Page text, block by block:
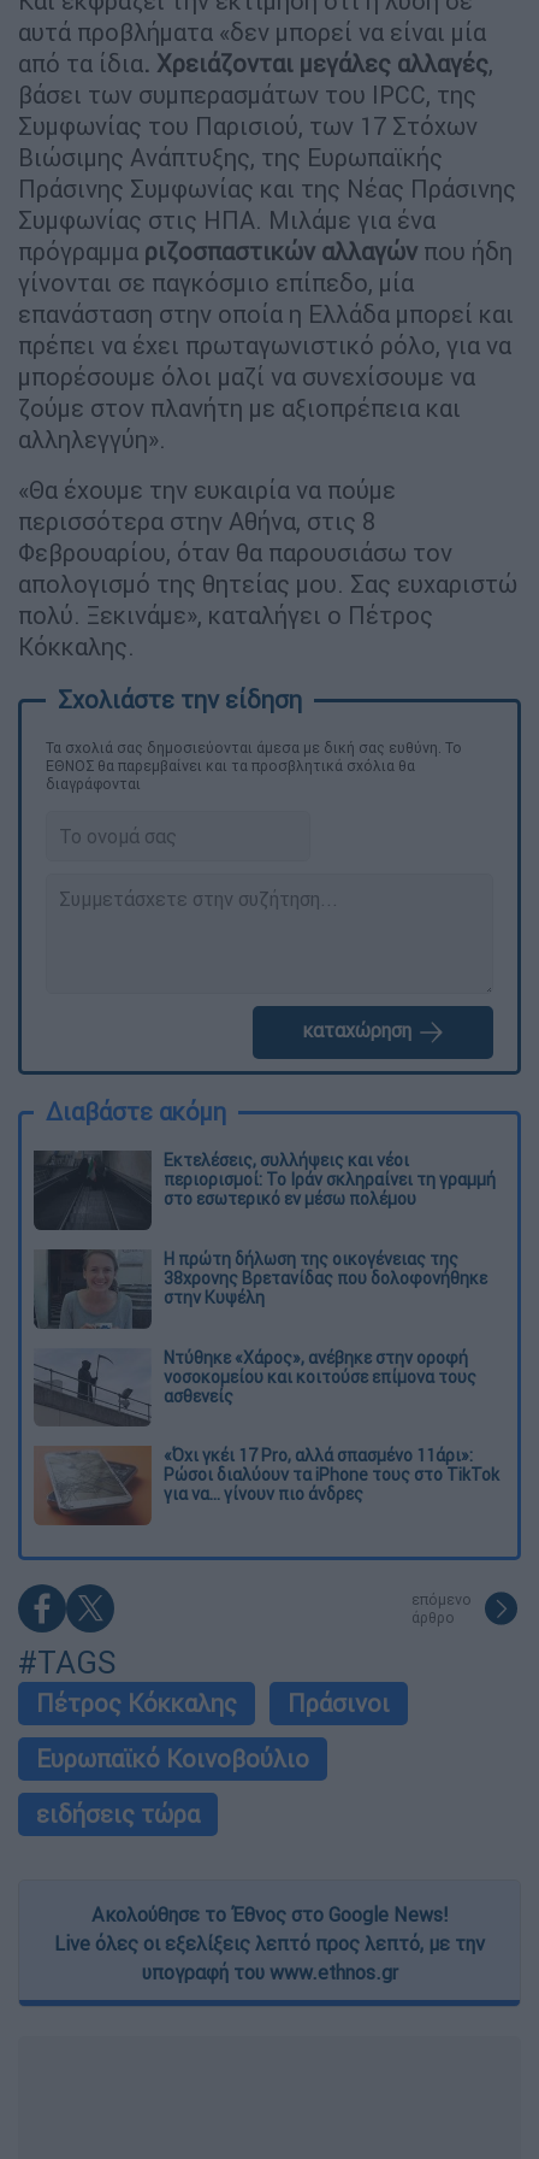
αυτά προβλήματα «δεν μπορεί να είναι μία
από τα ίδια. Χρειάζονται μεγάλες αλλαγές,
βάσει των συμπερασμάτων του IPCC, της
Συμφωνίας του Παρισιού, των 17 Στόχων
Βιώσιμης Ανάπτυξης, της Ευρωπαϊκής
Πράσινης Συμφωνίας και της Νέας Πράσινης
Συμφωνίας στις ΗΠΑ. Μιλάμε για ένα
πρόγραμμα ριζοσπαστικών αλλαγών που ήδη
γίνονται σε παγκόσμιο επίπεδο, μία
επανάσταση στην οποία η Ελλάδα μπορεί και
πρέπει να έχει πρωταγωνιστικό ρόλο, για να
μπορέσουμε όλοι μαζί να συνεχίσουμε να
ζούμε στον πλανήτη με αξιοπρέπεια και
αλληλεγγύη».
«Θα έχουμε την ευκαιρία να πούμε
περισσότερα στην Αθήνα, στις 8
Φεβρουαρίου, όταν θα παρουσιάσω τον
απολογισμό της θητείας μου. Σας ευχαριστώ
πολύ. Ξεκινάμε», καταλήγει ο Πέτρος
Κόκκαλης.
Τα σχολιά σας δημοσιεύονται άμεσα με δική σας ευθύνη. Το
ΕΘΝΟΣ θα παρεμβαίνει και τα προσβλητικά σχόλια θα
διαγράφονται
καταχώρηση
Διαβάστε ακόμη
Εκτελέσεις, συλλήψεις και νέοι
περιορισμοί: Το Ιράν σκληραίνει τη γραμμή
στο εσωτερικό εν μέσω πολέμου
Η πρώτη δήλωση της οικογένειας της
38χρονης Βρετανίδας που δολοφονήθηκε
στην Κυψέλη
Ντύθηκε «Χάρος», ανέβηκε στην οροφή
νοσοκομείου και κοιτούσε επίμονα τους
ασθενείς
«Όχι γκέι 17 Pro, αλλά σπασμένο 11άρι»:
Ρώσοι διαλύουν τα iPhone τους στο TikTok
για να... γίνουν πιο άνδρες
επόμενο
άρθρο
#TAGS
Πέτρος Κόκκαλης
Πράσινοι
Ευρωπαϊκό Κοινοβούλιο
ειδήσεις τώρα
Ακολούθησε το Έθνος στο Google News!
Live όλες οι εξελίξεις λεπτό προς λεπτό, με την
υπογραφή του www.ethnos.gr